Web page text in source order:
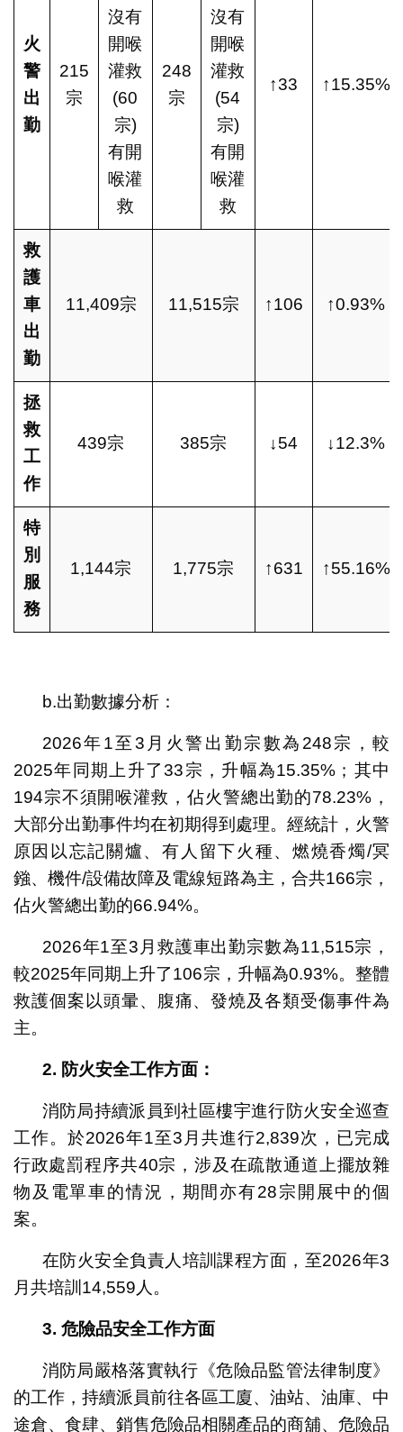
火
警
出
勤
215
宗
沒有
開喉
灌救
(60
宗)
有開
喉灌
救
248
宗
沒有
開喉
灌救
(54
宗)
有開
喉灌
救
↑33 ↑15.35%
救
護
車
出
勤
11,409宗 11,515宗 ↑106 ↑0.93%
拯
救
工
作
439宗 385宗 ↓54 ↓12.3%
特
別
服
務
1,144宗 1,775宗 ↑631 ↑55.16%
b.出勤數據分析：
2026年1至3月火警出勤宗數為248宗，較
2025年同期上升了33宗，升幅為15.35%；其中
194宗不須開喉灌救，佔火警總出勤的78.23%，
大部分出勤事件均在初期得到處理。經統計，火警
原因以忘記關爐、有人留下火種、燃燒香燭/冥
鏹、機件/設備故障及電線短路為主，合共166宗，
佔火警總出勤的66.94%。
2026年1至3月救護車出勤宗數為11,515宗，
較2025年同期上升了106宗，升幅為0.93%。整體
救護個案以頭暈、腹痛、發燒及各類受傷事件為
主。
2. 防火安全工作方面：
消防局持續派員到社區樓宇進行防火安全巡查
工作。於2026年1至3月共進行2,839次，已完成
行政處罰程序共40宗，涉及在疏散通道上擺放雜
物及電單車的情況，期間亦有28宗開展中的個
案。
在防火安全負責人培訓課程方面，至2026年3
月共培訓14,559人。
3. 危險品安全工作方面
消防局嚴格落實執行《危險品監管法律制度》
的工作，持續派員前往各區工廈、油站、油庫、中
途倉、食肆、銷售危險品相關產品的商舖、危險品